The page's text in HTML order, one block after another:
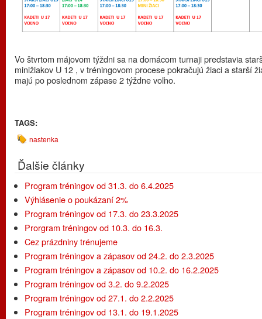
Vo štvrtom májovom týždni sa na domácom turnaji predstavia
minižiakov U 12 , v tréningovom procese pokračujú žiaci a starší
majú po poslednom zápase 2 týždne voľno.
TAGS:
nastenka
Ďalšie články
Program tréningov od 31.3. do 6.4.2025
Výhlásenie o poukázaní 2%
Program tréningov od 17.3. do 23.3.2025
Prorgram tréningov od 10.3. do 16.3.
Cez prázdniny trénujeme
Program tréningov a zápasov od 24.2. do 2.3.2025
Program tréningov a zápasov od 10.2. do 16.2.2025
Program tréningov od 3.2. do 9.2.2025
Program tréningov od 27.1. do 2.2.2025
Program tréningov od 13.1. do 19.1.2025